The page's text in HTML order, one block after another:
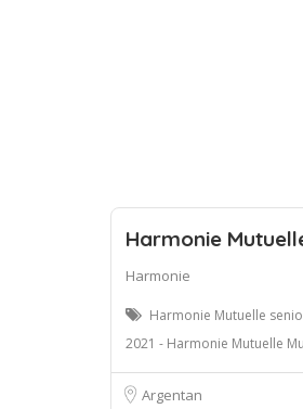
Harmonie
Harmonie
Harmonie Mutuelle
2021 - Harmonie Mutuelle
Argentan